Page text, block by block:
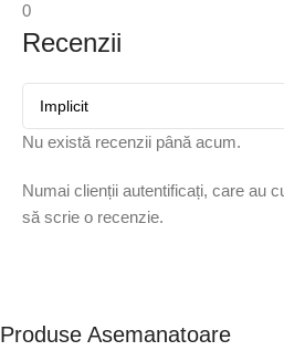
0
Recenzii
Nu există recenzii până acum.
Numai clienții autentificați, care au
să scrie o recenzie.
Produse Asemanatoare